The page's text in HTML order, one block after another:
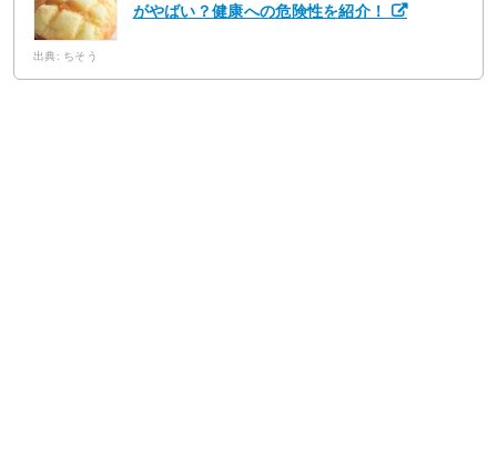
がやばい？健康への危険性を紹介！
出典: ちそう